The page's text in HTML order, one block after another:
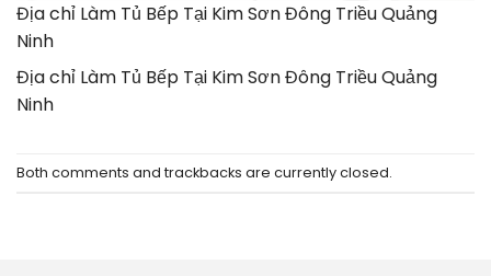
Địa chỉ Làm Tủ Bếp Tại Kim Sơn Đông Triều Quảng
Ninh
Địa chỉ Làm Tủ Bếp Tại Kim Sơn Đông Triều Quảng
Ninh
Both comments and trackbacks are currently closed.